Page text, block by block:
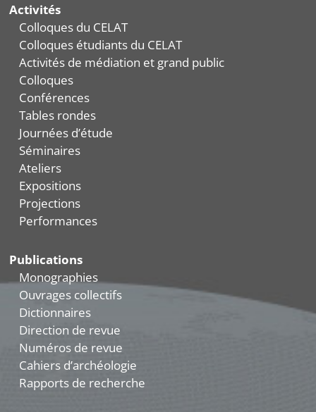
Activités
Colloques du CELAT
Colloques étudiants du CELAT
Activités de médiation et grand public
Colloques
Conférences
Tables rondes
Journées d’étude
Séminaires
Ateliers
Expositions
Projections
Performances
Publications
Monographies
Ouvrages collectifs
Dictionnaires
Direction de revue
Numéros de revue
Cahiers d’archéologie
Rapports de recherche